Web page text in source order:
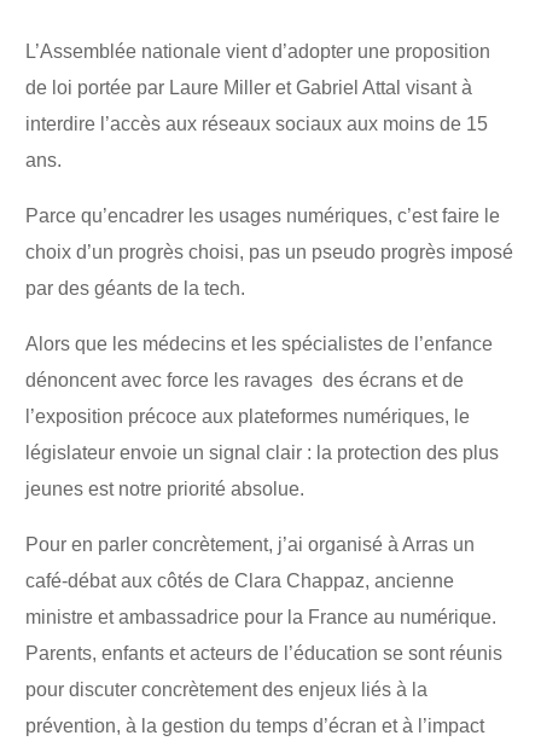
L’Assemblée nationale vient d’adopter une proposition
de loi portée par Laure Miller et Gabriel Attal visant à
interdire l’accès aux réseaux sociaux aux moins de 15
ans.
Parce qu’encadrer les usages numériques, c’est faire le
choix d’un progrès choisi, pas un pseudo progrès imposé
par des géants de la tech.
Alors que les médecins et les spécialistes de l’enfance
dénoncent avec force les ravages des écrans et de
l’exposition précoce aux plateformes numériques, le
législateur envoie un signal clair : la protection des plus
jeunes est notre priorité absolue.
Pour en parler concrètement, j’ai organisé à Arras un
café-débat aux côtés de Clara Chappaz, ancienne
ministre et ambassadrice pour la France au numérique.
Parents, enfants et acteurs de l’éducation se sont réunis
pour discuter concrètement des enjeux liés à la
prévention, à la gestion du temps d’écran et à l’impact